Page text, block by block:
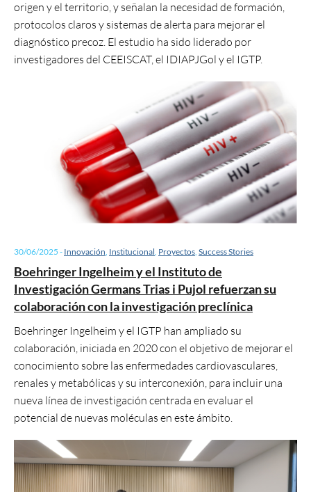
origen y el territorio, y señalan la necesidad de formación,
protocolos claros y sistemas de alerta para mejorar el
diagnóstico precoz. El estudio ha sido liderado por
investigadores del CEEISCAT, el IDIAPJGol y el IGTP.
30/06/2025 - Innovación, Institucional, Proyectos, Success Stories
Boehringer Ingelheim y el Instituto de
Investigación Germans Trias i Pujol refuerzan su
colaboración con la investigación preclínica
Boehringer Ingelheim y el IGTP han ampliado su
colaboración, iniciada en 2020 con el objetivo de mejorar el
conocimiento sobre las enfermedades cardiovasculares,
renales y metabólicas y su interconexión, para incluir una
nueva línea de investigación centrada en evaluar el
potencial de nuevas moléculas en este ámbito.